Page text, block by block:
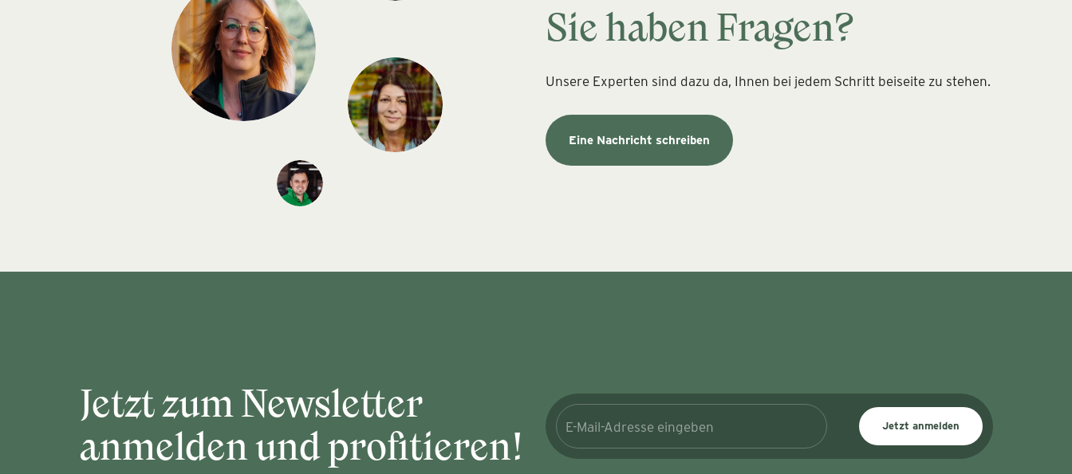
Sie haben Fragen?
Unsere Experten sind dazu da, Ihnen bei jedem Schritt beiseite zu stehen.
Eine Nachricht schreiben
Jetzt zum Newsletter
anmelden und profitieren!
Jetzt anmelden